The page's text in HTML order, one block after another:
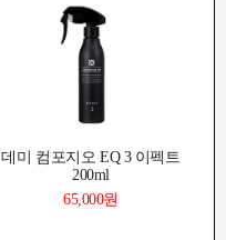
데미 컴포지오 EQ 3 이펙트
200ml
65,000원